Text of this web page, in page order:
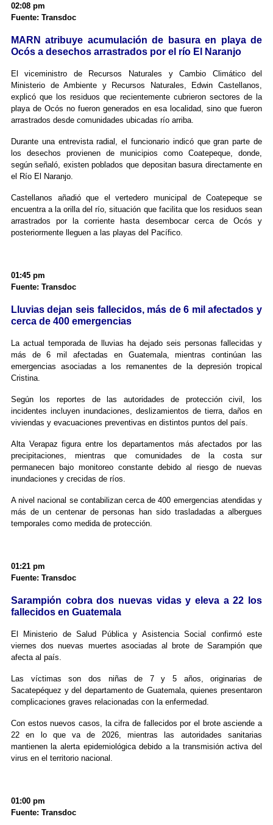
02:08 pm
Fuente: Transdoc
MARN atribuye acumulación de basura en playa de
Ocós a desechos arrastrados por el río El Naranjo
El viceministro de Recursos Naturales y Cambio Climático del
Ministerio de Ambiente y Recursos Naturales, Edwin Castellanos,
explicó que los residuos que recientemente cubrieron sectores de la
playa de Ocós no fueron generados en esa localidad, sino que fueron
arrastrados desde comunidades ubicadas río arriba.
Durante una entrevista radial, el funcionario indicó que gran parte de
los desechos provienen de municipios como Coatepeque, donde,
según señaló, existen poblados que depositan basura directamente en
el Río El Naranjo.
Castellanos añadió que el vertedero municipal de Coatepeque se
encuentra a la orilla del río, situación que facilita que los residuos sean
arrastrados por la corriente hasta desembocar cerca de Ocós y
posteriormente lleguen a las playas del Pacífico.
01:45 pm
Fuente: Transdoc
Lluvias dejan seis fallecidos, más de 6 mil afectados y
cerca de 400 emergencias
La actual temporada de lluvias ha dejado seis personas fallecidas y
más de 6 mil afectadas en Guatemala, mientras continúan las
emergencias asociadas a los remanentes de la depresión tropical
Cristina.
Según los reportes de las autoridades de protección civil, los
incidentes incluyen inundaciones, deslizamientos de tierra, daños en
viviendas y evacuaciones preventivas en distintos puntos del país.
Alta Verapaz figura entre los departamentos más afectados por las
precipitaciones, mientras que comunidades de la costa sur
permanecen bajo monitoreo constante debido al riesgo de nuevas
inundaciones y crecidas de ríos.
A nivel nacional se contabilizan cerca de 400 emergencias atendidas y
más de un centenar de personas han sido trasladadas a albergues
temporales como medida de protección.
01:21 pm
Fuente: Transdoc
Sarampión cobra dos nuevas vidas y eleva a 22 los
fallecidos en Guatemala
El Ministerio de Salud Pública y Asistencia Social confirmó este
viernes dos nuevas muertes asociadas al brote de Sarampión que
afecta al país.
Las víctimas son dos niñas de 7 y 5 años, originarias de
Sacatepéquez y del departamento de Guatemala, quienes presentaron
complicaciones graves relacionadas con la enfermedad.
Con estos nuevos casos, la cifra de fallecidos por el brote asciende a
22 en lo que va de 2026, mientras las autoridades sanitarias
mantienen la alerta epidemiológica debido a la transmisión activa del
virus en el territorio nacional.
01:00 pm
Fuente: Transdoc